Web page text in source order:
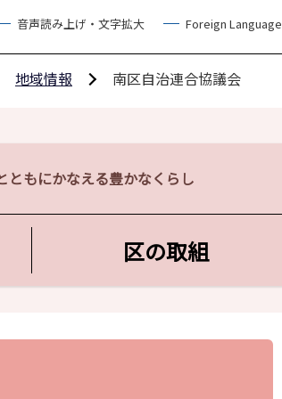
音声読み上げ・文字拡大 Foreign Language
地域情報 南区自治連合協議会
ともにかなえる豊かなくらし
区の取組